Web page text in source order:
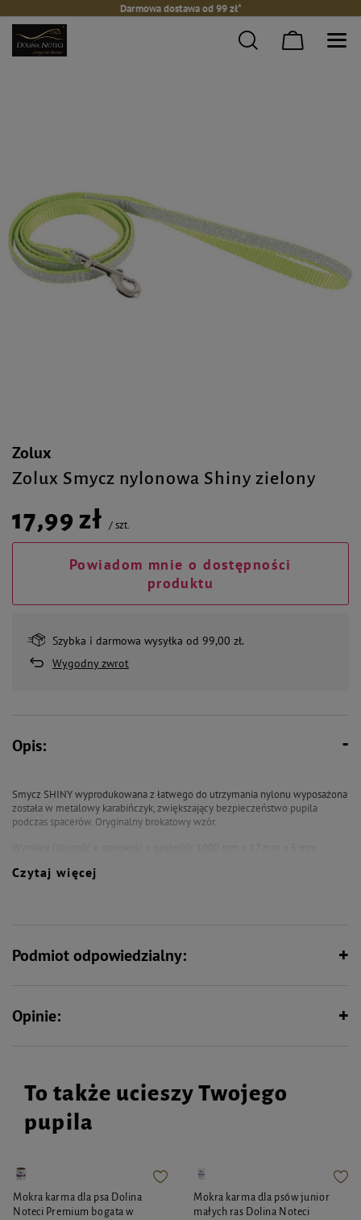
Darmowa dostawa od 99 zł*
Zolux
Zolux Smycz nylonowa Shiny zielony
17,99 zł /szt.
Powiadom mnie o dostępności
produktu
Szybka i darmowa wysyłka od 99,00 zł.
Wygodny zwrot
Opis:
Smycz SHINY wyprodukowana z łatwego do utrzymania nylonu wyposażona
została w metalowy karabińczyk, zwiększający bezpieczeństwo pupila
podczas spacerów. Oryginalny brokatowy wzór.
Czytaj więcej
Podmiot odpowiedzialny:
Opinie:
To także ucieszy Twojego
pupila
Mokra karma dla psa Dolina
Noteci Premium bogata w
Mokra karma dla psów junior
małych ras Dolina Noteci